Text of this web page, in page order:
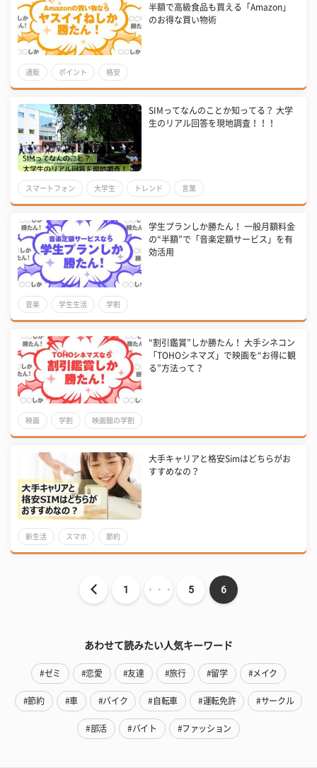
半額で高級食品も買える「Amazon」
のお得な買い物術
通販 ポイント 格安
SIMってなんのことか知ってる？ 大学
生のリアル回答を現地調査！！！
スマートフォン 大学生 トレンド 言葉
学生プランしか勝たん！ 一般月額料金
の“半額”で「音楽定額サービス」を有
効活用
音楽 学生生活 学割
“割引鑑賞”しか勝たん！ 大手シネコン
「TOHOシネマズ」で映画を“お得に観
る”方法って？
映画 学割 映画館の学割
大手キャリアと格安Simはどちらがお
すすめなの？
新生活 スマホ 節約
1 ・・・ 5 6
あわせて読みたい人気キーワード
#ゼミ #恋愛 #友達 #旅行 #留学 #メイク
#節約 #車 #バイク #自転車 #運転免許 #サークル
#部活 #バイト #ファッション